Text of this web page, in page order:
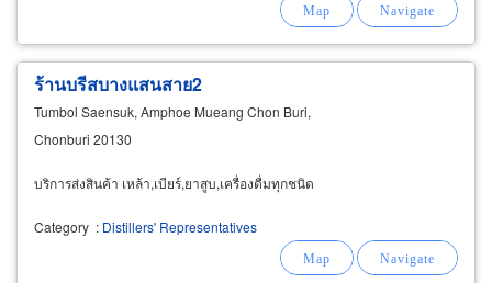
ร้านบรีสบางแสนสาย2
Tumbol Saensuk, Amphoe Mueang Chon Buri,
Chonburi 20130
บริการส่งสินค้า เหล้า,เบียร์,ยาสูบ,เครื่องดื่มทุกชนิด
Category : Distillers' Representatives